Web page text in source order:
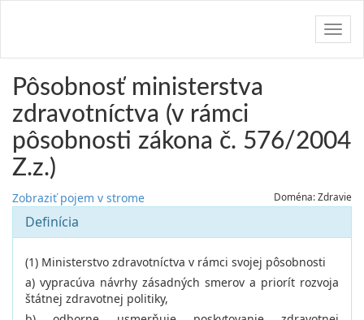
Pôsobnosť ministerstva
zdravotníctva (v rámci
pôsobnosti zákona č. 576/2004
Z.z.)
Zobraziť pojem v strome Doména: Zdravie
Definícia
(1) Ministerstvo zdravotníctva v rámci svojej pôsobnosti
a) vypracúva návrhy zásadných smerov a priorít rozvoja
štátnej zdravotnej politiky,